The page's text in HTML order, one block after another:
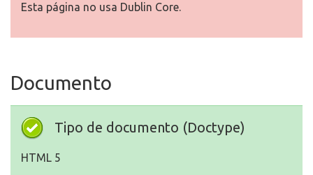
Esta página no usa Dublin Core.
Documento
Tipo de documento (Doctype)
HTML 5